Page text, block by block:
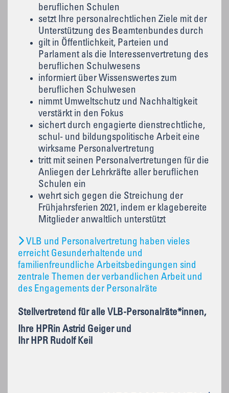
beruflichen Schulen
setzt Ihre personalrechtlichen Ziele mit der
Unterstützung des Beamtenbundes durch
gilt in Öffentlichkeit, Parteien und
Parlament als die Interessenvertretung des
beruflichen Schulwesens
informiert über Wissenswertes zum
beruflichen Schulwesen
nimmt Umweltschutz und Nachhaltigkeit
verstärkt in den Fokus
sichert durch engagierte dienstrechtliche,
schul- und bildungspolitische Arbeit eine
wirksame Personalvertretung
tritt mit seinen Personalvertretungen für die
Anliegen der Lehrkräfte aller beruflichen
Schulen ein
wehrt sich gegen die Streichung der
Frühjahrsferien 2021, indem er klagebereite
Mitglieder anwaltlich unterstützt
VLB und Personalvertretung haben vieles
erreicht Gesunderhaltende und
familienfreundliche Arbeitsbedingungen sind
zentrale Themen der verbandlichen Arbeit und
des Engagements der Personalräte
Stellvertretend für alle VLB-Personalräte*innen,
Ihre HPRin Astrid Geiger und
Ihr HPR Rudolf Keil